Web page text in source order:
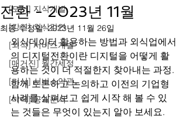
[도서] 지식개발
[강연] 외식강연
[외식] 서비스개발
[매거진] 월간세정
[미식] 서비스약관
[미식] 공개문서
전환 - 2023년 11월
최종 수정일:2023년 11월 26일
외식데이터 활용하는 방법과 외식업에서
의 디지털전환이란 디지털을 어떻게 활
용하는 것이 더 적절한지 찾아내는 과정.
함께 토론하고 논의하고 이전의 기업형
사례를 살펴보고 쉽게 시작 해 볼 수 있
는 것들은 무엇이 있는지 알아 보세요.